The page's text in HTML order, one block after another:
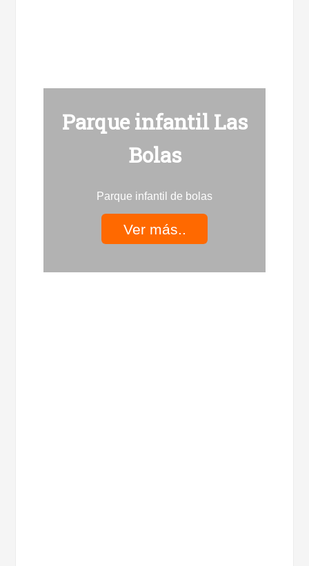
Parque infantil Las
Bolas
Parque infantil de bolas
Ver más..